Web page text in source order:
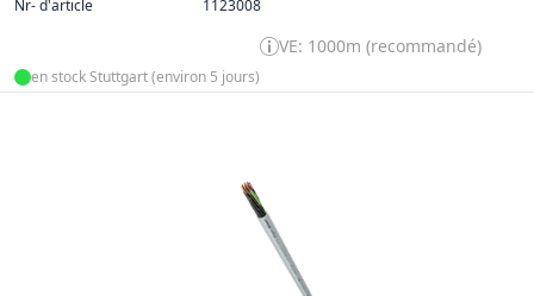
Nr- d'article
1123008
VE: 1000m (recommandé)
en stock Stuttgart (environ 5 jours)